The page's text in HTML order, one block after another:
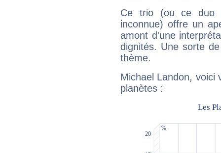
Ce trio (ou ce duo
inconnue) offre un
amont d'une
dignités. Une sorte
thème.
Michael Landon, voici
planètes :